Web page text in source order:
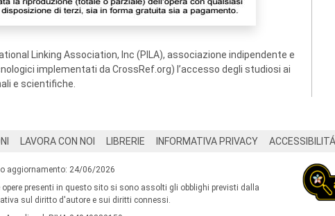
Linking Association, Inc (PILA), associazione indipendente e
implementati da CrossRef.org) l’accesso degli studiosi ai
e scientifiche.
LAVORA CON NOI LIBRERIE INFORMATIVA PRIVACY ACCESSIBILITÁ
aggiornamento: 24/06/2026
opere presenti in questo sito si sono assolti gli obblighi previsti dalla
sul diritto d'autore e sui diritti connessi.